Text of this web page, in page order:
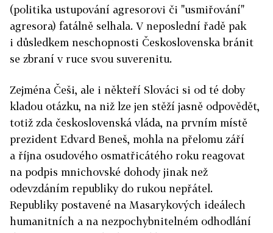
(politika ustupování agresorovi či "usmiřování"
agresora) fatálně selhala. V neposlední řadě pak
i důsledkem neschopnosti Československa bránit
se zbraní v ruce svou suverenitu.
Zejména Češi, ale i někteří Slováci si od té doby
kladou otázku, na niž lze jen stěží jasně odpovědět,
totiž zda československá vláda, na prvním místě
prezident Edvard Beneš, mohla na přelomu září
a října osudového osmatřicátého roku reagovat
na podpis mnichovské dohody jinak než
odevzdáním republiky do rukou nepřátel.
Republiky postavené na Masarykových ideálech
humanitních a na nezpochybnitelném odhodlání